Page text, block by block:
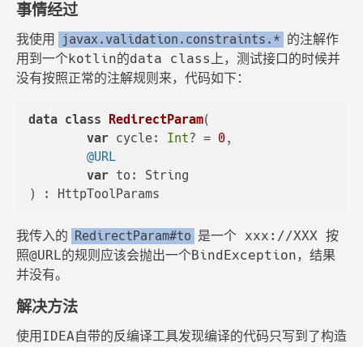
事情经过
我使用 javax.validation.constraints.* 的注解作
用到一个kotlin的data class上，测试接口的时候并
没有按照正常的注解规则来，代码如下：
data class RedirectParam(
var cycle: Int? = 0,
@URL
var to: String
我传入的 RedirectParam#to 是一个 xxx://XXX 按
照@URL的规则应该会抛出一个BindException，结果
并没有。
解决方法
使用IDEA自带的反编译工具发现编译的代码只写到了构造